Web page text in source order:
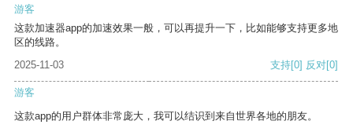
游客
这款加速器app的加速效果一般，可以再提升一下，比如能够支持更多地
区的线路。
2025-11-03
支持[0] 反对[0]
游客
这款app的用户群体非常庞大，我可以结识到来自世界各地的朋友。